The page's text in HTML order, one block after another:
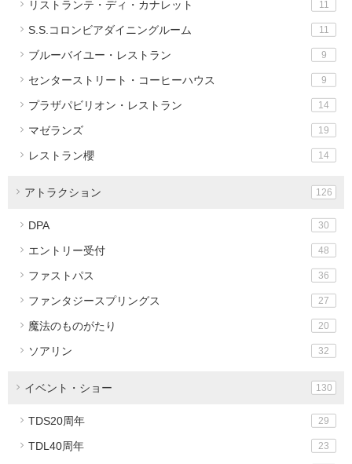
リストランテ・ディ・カナレット 11
S.S.コロンビアダイニングルーム 11
ブルーバイユー・レストラン 9
センターストリート・コーヒーハウス 9
プラザパビリオン・レストラン 14
マゼランズ 19
レストラン櫻 14
アトラクション 126
DPA 30
エントリー受付 48
ファストパス 36
ファンタジースプリングス 27
魔法のものがたり 20
ソアリン 32
イベント・ショー 130
TDS20周年 29
TDL40周年 23